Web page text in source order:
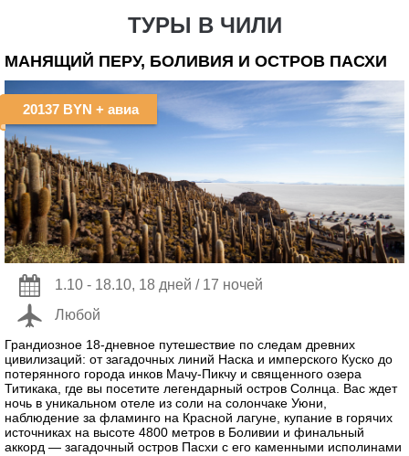
ТУРЫ В ЧИЛИ
МАНЯЩИЙ ПЕРУ, БОЛИВИЯ И ОСТРОВ ПАСХИ
20137 BYN + авиа
1.10 - 18.10, 18 дней / 17 ночей
Любой
Грандиозное 18-дневное путешествие по следам древних
цивилизаций: от загадочных линий Наска и имперского Куско до
потерянного города инков Мачу-Пикчу и священного озера
Титикака, где вы посетите легендарный остров Солнца. Вас ждет
ночь в уникальном отеле из соли на солончаке Уюни,
наблюдение за фламинго на Красной лагуне, купание в горячих
источниках на высоте 4800 метров в Боливии и финальный
аккорд — загадочный остров Пасхи с его каменными исполинами